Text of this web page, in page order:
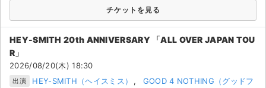
チケットを見る
HEY-SMITH 20th ANNIVERSARY 「ALL OVER JAPAN TOU
R」
2026/08/20(木) 18:30
出演 HEY-SMITH（ヘイスミス）
GOOD 4 NOTHING（グッドフ